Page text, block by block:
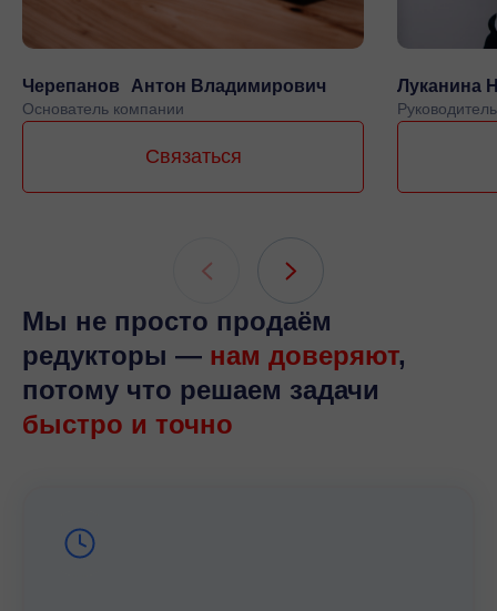
Черепанов Антон Владимирович
Основатель компании
Связаться
Луканина
Мы не просто продаём
редукторы — нам доверяют,
потому что решаем задачи
быстро и точно